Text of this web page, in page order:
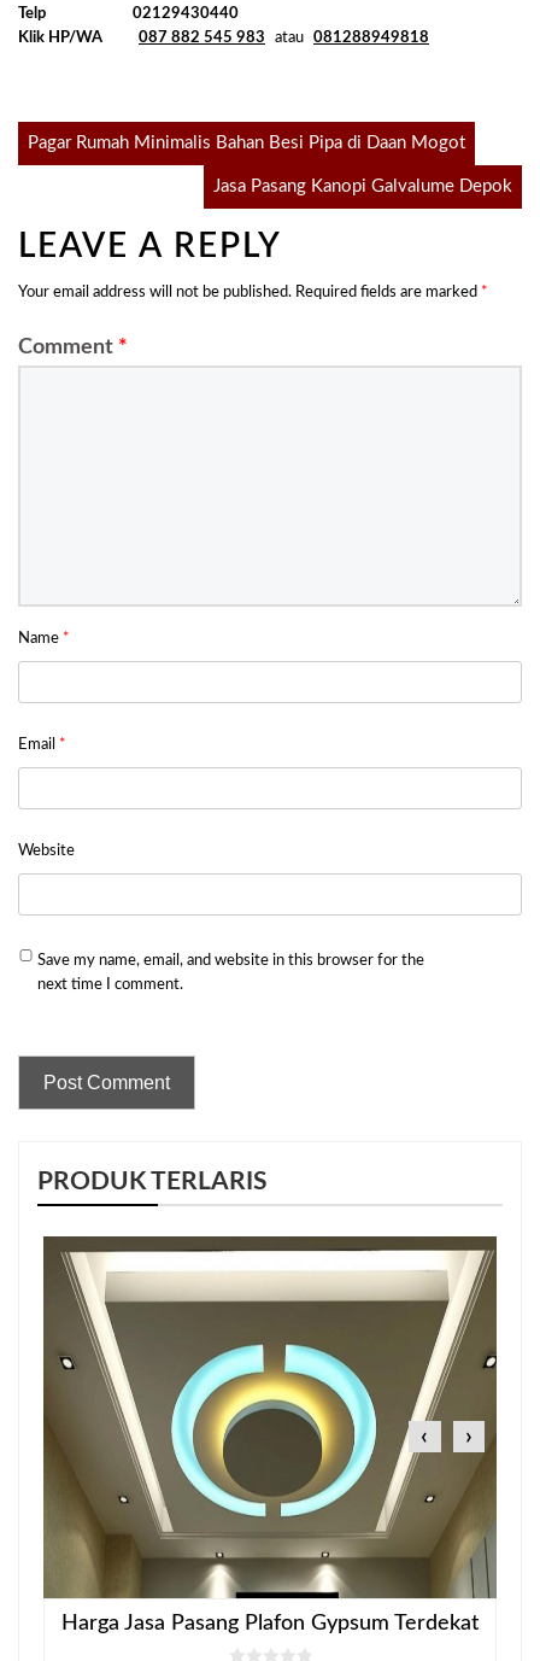
Telp
02129430440
Klik HP/WA
087 882 545 983 atau 081288949818
Post
Pagar Rumah Minimalis Bahan Besi Pipa di Daan Mogot
Jasa Pasang Kanopi Galvalume Depok
LEAVE A REPLY
Your email address will not be published. Required fields are marked *
Comment *
Name *
Email *
Website
Save my name, email, and website in this browser for the
next time I comment.
PRODUK TERLARIS
Harga Jasa Pasang Plafon Gypsum Terdekat
‹ ›